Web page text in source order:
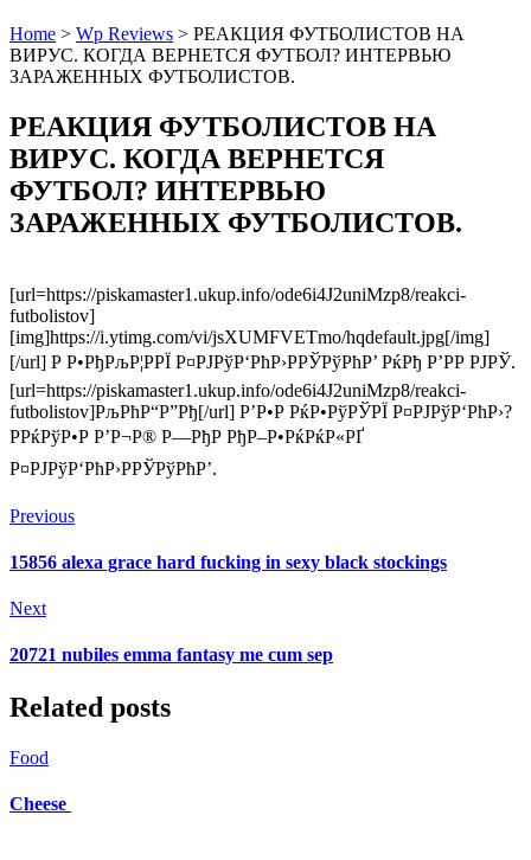
Home > Wp Reviews > РЕАКЦИЯ ФУТБОЛИСТОВ НА
ВИРУС. КОГДА ВЕРНЕТСЯ ФУТБОЛ? ИНТЕРВЬЮ
ЗАРАЖЕННЫХ ФУТБОЛИСТОВ.
РЕАКЦИЯ ФУТБОЛИСТОВ НА
ВИРУС. КОГДА ВЕРНЕТСЯ
ФУТБОЛ? ИНТЕРВЬЮ
ЗАРАЖЕННЫХ ФУТБОЛИСТОВ.
[url=https://piskamaster1.ukup.info/ode6i4J2uniMzp8/reakci-
futbolistov]
[img]https://i.ytimg.com/vi/jsXUMFVETmo/hqdefault.jpg[/img]
[/url] Р Р•РђРљР¦РРЇ Р¤РЈРўР‘РћР›РРЎРўРћР’ РќРђ Р’РР РЈРЎ.
[url=https://piskamaster1.ukup.info/ode6i4J2uniMzp8/reakci-
futbolistov]РљРћР“Р”Рђ[/url] Р’Р•Р РќР•РўРЎРЇ Р¤РЈРўР‘РћР›?
РРќРўР•Р Р’Р¬Р® Р—РђР РђР–Р•РќРќР«РҐ
Р¤РЈРўР‘РћР›РРЎРўРћР’.
Previous
15856 alexa grace hard fucking in sexy black stockings
Next
20721 nubiles emma fantasy me cum sep
Related posts
Food
Cheese